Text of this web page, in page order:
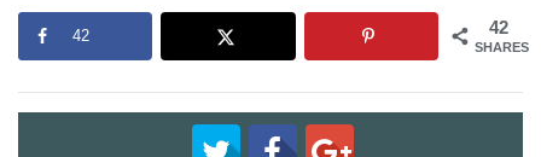
42
SHARES
42